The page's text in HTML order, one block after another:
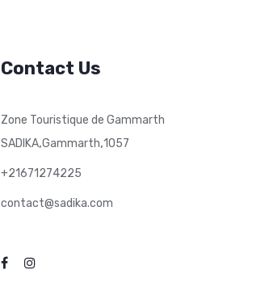
Contact Us
Zone Touristique de Gammarth
SADIKA,Gammarth,1057
+21671274225
contact@sadika.com